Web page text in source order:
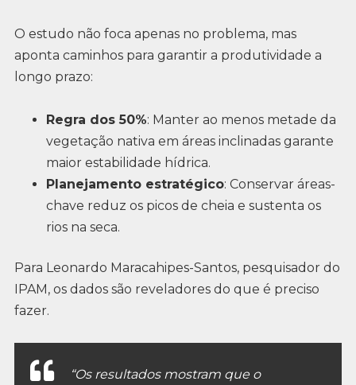
O estudo não foca apenas no problema, mas
aponta caminhos para garantir a produtividade a
longo prazo:
Regra dos 50%: Manter ao menos metade da
vegetação nativa em áreas inclinadas garante
maior estabilidade hídrica.
Planejamento estratégico: Conservar áreas-
chave reduz os picos de cheia e sustenta os
rios na seca.
Para Leonardo Maracahipes-Santos, pesquisador do
IPAM, os dados são reveladores do que é preciso
fazer.
“Os resultados mostram que o